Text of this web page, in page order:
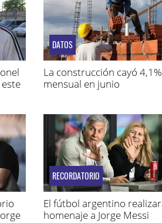
DATOS
La construcción cayó 4,1%
mensual en junio
RECORDATORIO
El fútbol argentino
homenaje a Jorge Messi